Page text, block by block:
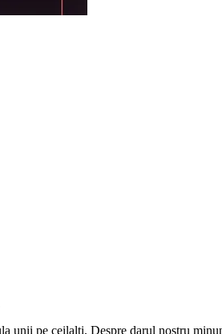
unii pe ceilalţi. Despre darul nostru